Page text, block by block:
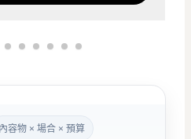
內容物 × 場合 × 預算